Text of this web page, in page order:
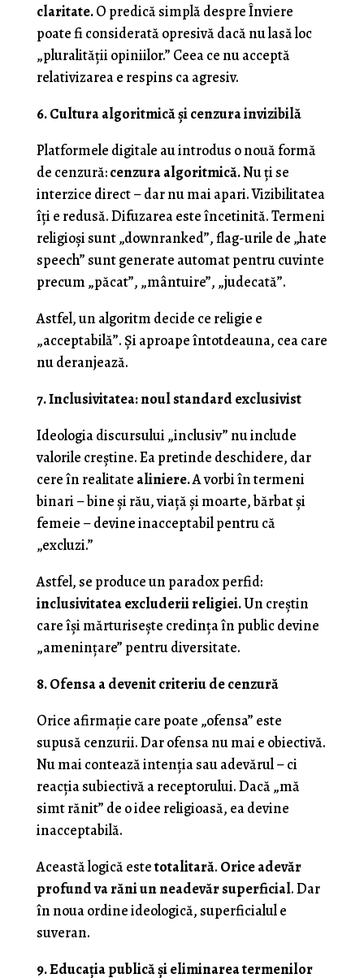
claritate.O predică simplă despre Înviere
poate fi considerată opresivă dacă nu lasă loc
„pluralității opiniilor.” Ceea ce nu acceptă
relativizarea e respins ca agresiv.
6. Cultura algoritmică și cenzura invizibilă
Platformele digitale au introdus o nouă formă
de cenzură:cenzura algoritmică.Nu ți se
interzice direct – dar nu mai apari. Vizibilitatea
îți e redusă. Difuzarea este încetinită. Termeni
religioși sunt „downranked”, flag-urile de „hate
speech” sunt generate automat pentru cuvinte
precum „păcat”, „mântuire”, „judecată”.
Astfel, un algoritm decide ce religie e
„acceptabilă”. Și aproape întotdeauna, cea care
nu deranjează.
7. Inclusivitatea: noul standard exclusivist
Ideologia discursului „inclusiv” nu include
valorile creștine. Ea pretinde deschidere, dar
cere în realitate aliniere.A vorbi în termeni
binari – bine și rău, viață și moarte, bărbat și
femeie – devine inacceptabil pentru că
„excluzi.”
Astfel, se produce un paradox perfid:
inclusivitatea excluderii religiei.Un creștin
care își mărturisește credința în public devine
„amenințare” pentru diversitate.
8. Ofensa a devenit criteriu de cenzură
Orice afirmație care poate „ofensa” este
supusă cenzurii. Dar ofensa nu mai e obiectivă.
Nu mai contează intenția sau adevărul – ci
reacția subiectivă a receptorului. Dacă „mă
simt rănit” de o idee religioasă, ea devine
inacceptabilă.
Această logică estetotalitară. Orice adevăr
profund va răni un neadevăr superficial. Dar
în noua ordine ideologică, superficialul e
suveran.
9. Educația publică și eliminarea termenilor